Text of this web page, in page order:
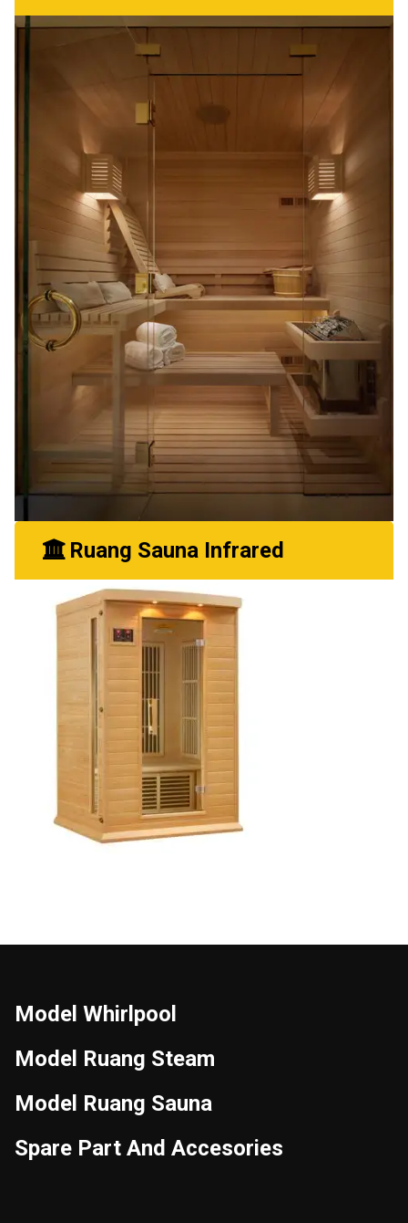
Ruang Sauna Infrared
Model Whirlpool
Model Ruang Steam
Model Ruang Sauna
Spare Part And Accesories